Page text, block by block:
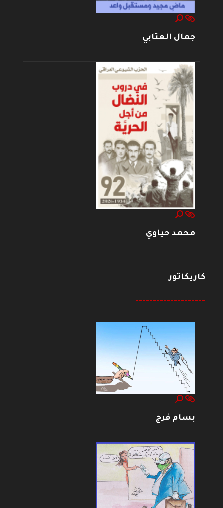
جمال العتابي
محمد حياوي
كاريكاتور
--------------------
بسام فرج